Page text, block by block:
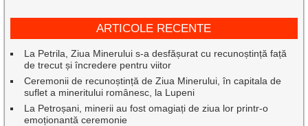
ARTICOLE RECENTE
La Petrila, Ziua Minerului s-a desfășurat cu recunoștință față
de trecut și încredere pentru viitor
Ceremonii de recunoștință de Ziua Minerului, în capitala de
suflet a mineritului românesc, la Lupeni
La Petroșani, minerii au fost omagiați de ziua lor printr-o
emoționantă ceremonie